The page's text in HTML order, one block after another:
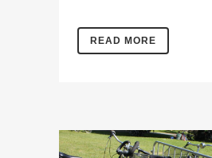
READ MORE